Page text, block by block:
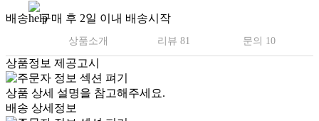
배송 구매 후 2일 이내 배송시작
상품소개 리뷰 81 문의 10
상품정보 제공고시
상품 상세 설명을 참고해주세요.
배송 상세정보